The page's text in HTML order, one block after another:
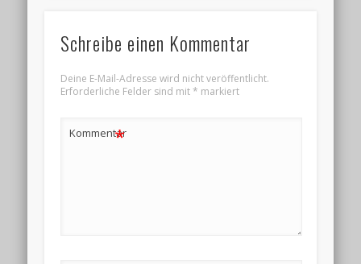
Schreibe einen Kommentar
Deine E-Mail-Adresse wird nicht veröffentlicht.
Erforderliche Felder sind mit* markiert
Kommentar
*